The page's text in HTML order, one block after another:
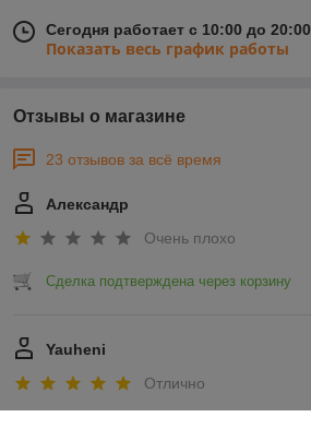
Сегодня работает с 10:00 до 20:00
Показать весь график работы
Отзывы о магазине
23 отзывов за всё время
Александр
Очень плохо
Сделка подтверждена через корзину
Yauheni
Отлично